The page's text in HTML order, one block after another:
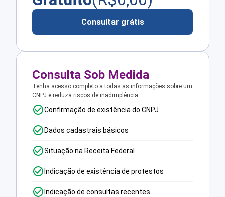
Consultar grátis
Consulta Sob Medida
Tenha acesso completo a todas as informações sobre um
CNPJ e reduza riscos de inadimplência.
Confirmação de existência do CNPJ
Dados cadastrais básicos
Situação na Receita Federal
Indicação de existência de protestos
Indicação de consultas recentes